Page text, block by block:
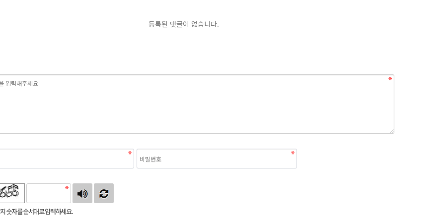
등록된 댓글이 없습니다.
숫자를 순서대로 입력하세요.